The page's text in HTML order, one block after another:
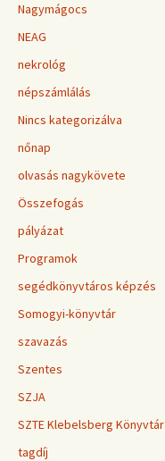
Nagymágocs
NEAG
nekrológ
népszámlálás
Nincs kategorizálva
nőnap
olvasás nagykövete
Összefogás
pályázat
Programok
segédkönyvtáros képzés
Somogyi-könyvtár
szavazás
Szentes
SZJA
SZTE Klebelsberg Könyvtár
tagdíj